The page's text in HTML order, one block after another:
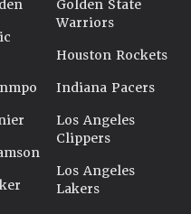
Golden State
Warriors
Houston Rockets
Indiana Pacers
Los Angeles
Clippers
Los Angeles
Lakers